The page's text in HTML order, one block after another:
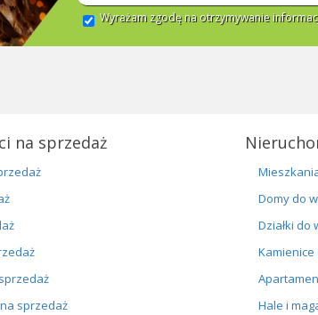
Wyrażam zgodę na otrzymywanie
na sprzedaż
sprzedaż
Domy do
Działki do
Kamienice
Hale i